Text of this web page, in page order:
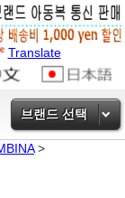
Translate
브랜드 선택
>